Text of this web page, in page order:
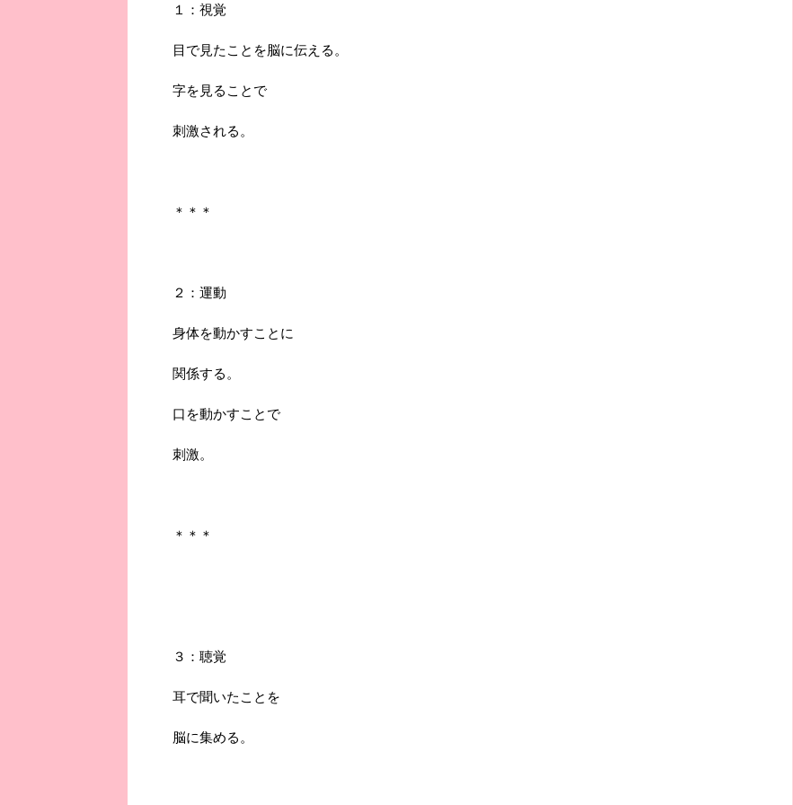
１：視覚
目で見たことを脳に伝える。
字を見ることで
刺激される。
＊＊＊
２：運動
身体を動かすことに
関係する。
口を動かすことで
刺激。
＊＊＊
３：聴覚
耳で聞いたことを
脳に集める。